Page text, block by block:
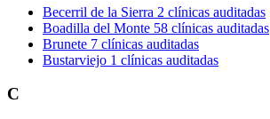
Becerril de la Sierra 2 clínicas auditadas
Boadilla del Monte 58 clínicas auditadas
Brunete 7 clínicas auditadas
Bustarviejo 1 clínicas auditadas
C